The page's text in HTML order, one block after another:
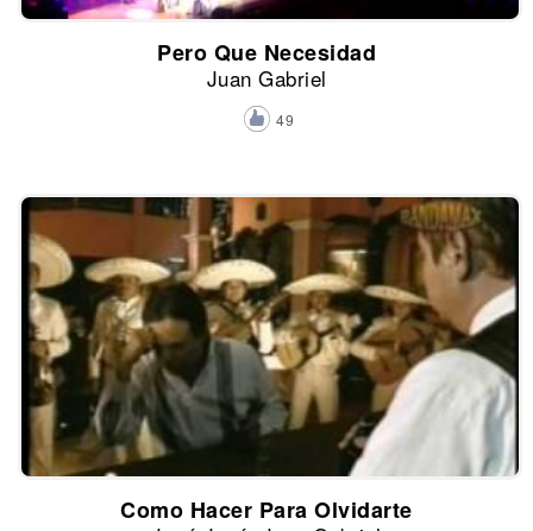
Pero Que Necesidad
Juan Gabriel
49
Como Hacer Para Olvidarte